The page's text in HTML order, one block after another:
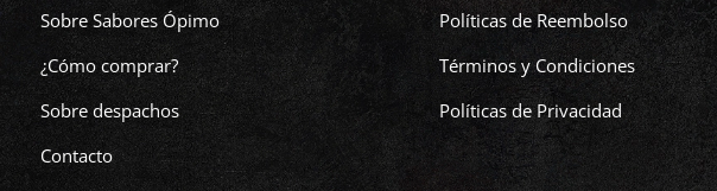
Sobre Sabores Ópimo
¿Cómo comprar?
Sobre despachos
Contacto
Políticas de Reembolso
Términos y Condiciones
Políticas de Privacidad